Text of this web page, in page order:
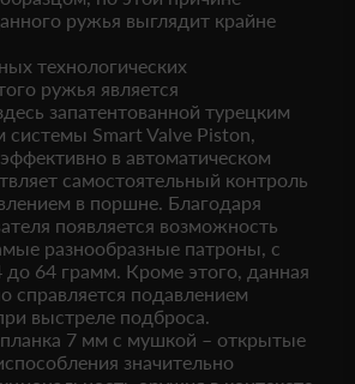
ружья выглядит крайне
технологических
ружья является
запатентованной турецким
системы Smart Valve Piston,
в автоматическом
самостоятельный контроль
в поршне. Благодаря
появляется возможность
разнообразные патроны, с
до 64 грамм. Кроме этого, данная
справляется подавлением
выстреле подброса.
7 мм с мушкой – открытые
значительно